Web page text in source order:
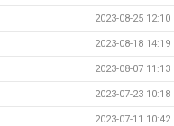
2023-08-25 12:10
2023-08-18 14:19
2023-08-07 11:13
2023-07-23 10:18
2023-07-11 10:42